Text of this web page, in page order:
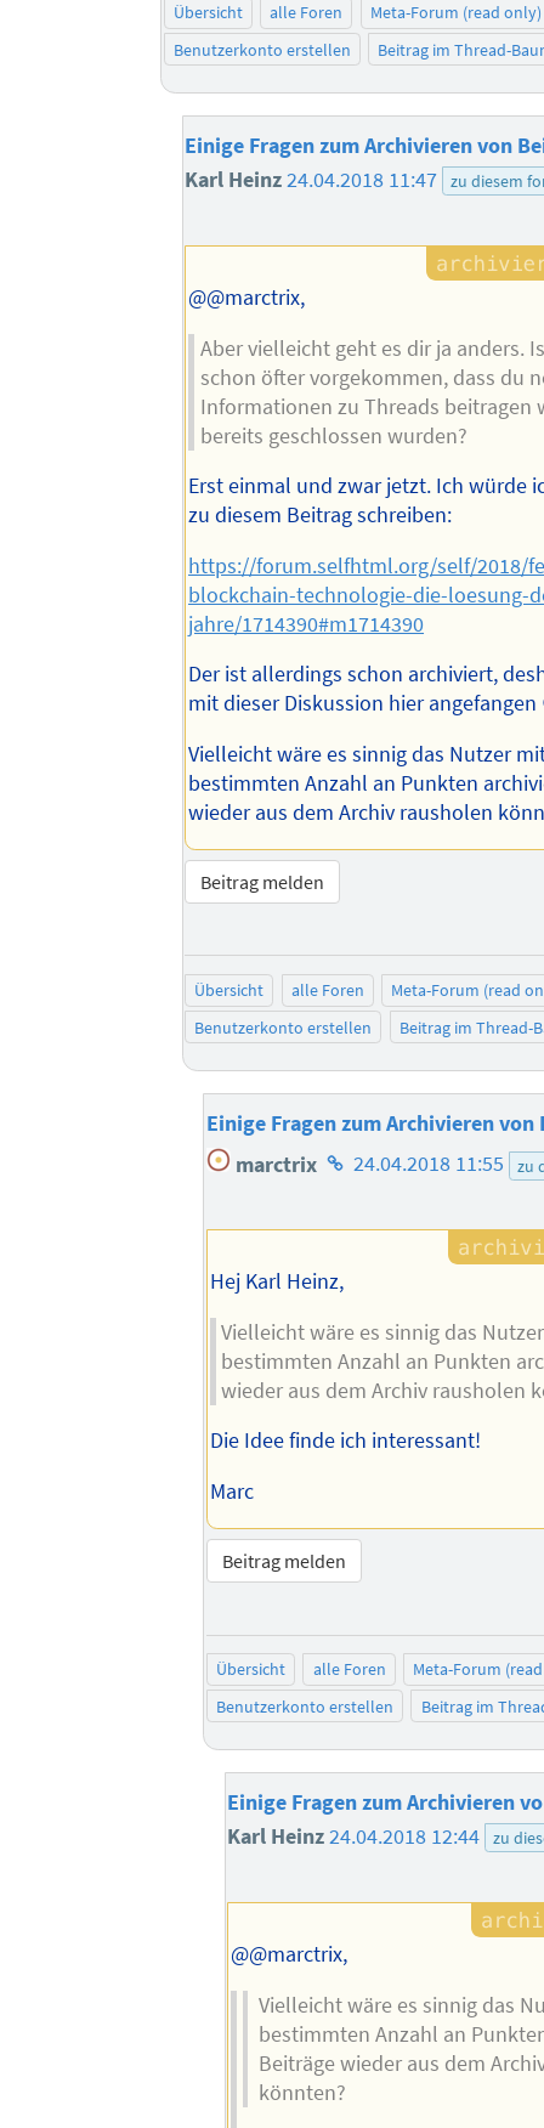
Übersicht alle Foren
Meta-Forum (read only)
Benutzerkonto erstellen
Beitrag im Thread-
Einige Fragen zum Archivieren von
Karl Heinz24.04.2018 11:47 zu diesem
@@marctrix,
Aber vielleicht geht es dir ja anders.
schon öfter vorgekommen, dass du
Informationen zu Threads beitragen
bereits geschlossen wurden?
Erst einmal und zwar jetzt. Ich würde
zu diesem Beitrag schreiben:
https://forum.selfhtml.org/self/2018/
blockchain-technologie-die-loesung-
jahre/1714390#m1714390
Der ist allerdings schon archiviert,
mit dieser Diskussion hier angefangen
Vielleicht wäre es sinnig das Nutzer
bestimmten Anzahl an Punkten
wieder aus dem Archiv rausholen
Beitrag melden
Übersicht alle Foren
Meta-Forum (read
Benutzerkonto erstellen
Beitrag im Thread-
Einige Fragen zum Archivieren von
marctrix Homepage
Autors
24.04.2018 11:55 zu
Hej Karl Heinz,
Vielleicht wäre es sinnig das
bestimmten Anzahl an Punkten
wieder aus dem Archiv rausholen
Die Idee finde ich interessant!
Marc
Beitrag melden
Übersicht alle Foren
Meta-Forum
Benutzerkonto erstellen
Beitrag im
Einige Fragen zum Archivieren
Karl Heinz24.04.2018 12:44 zu
@@marctrix,
Vielleicht wäre es sinnig das
bestimmten Anzahl an
Beiträge wieder aus dem
könnten?